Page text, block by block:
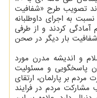
تصویب طرح «شفافیت
به اجرای داوطلبانه
کردند و از طرفی
بار دیگر در صحن
و اندیشه مدرن مورد
پاسخگویی و مسئولیت
بر پارلمان، ارتقای
مردم در فرایند